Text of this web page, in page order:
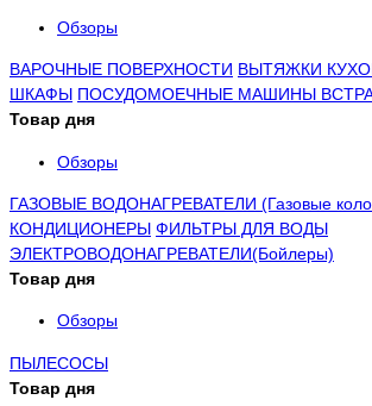
Обзоры
ВАРОЧНЫЕ ПОВЕРХНОСТИ ВЫТЯЖКИ
ШКАФЫ ПОСУДОМОЕЧНЫЕ МАШИНЫ
Товар дня
Обзоры
ГАЗОВЫЕ ВОДОНАГРЕВАТЕЛИ (Газовые
КОНДИЦИОНЕРЫ ФИЛЬТРЫ ДЛЯ ВОДЫ
ЭЛЕКТРОВОДОНАГРЕВАТЕЛИ(Бойлеры)
Товар дня
Обзоры
ПЫЛЕСОСЫ
Товар дня